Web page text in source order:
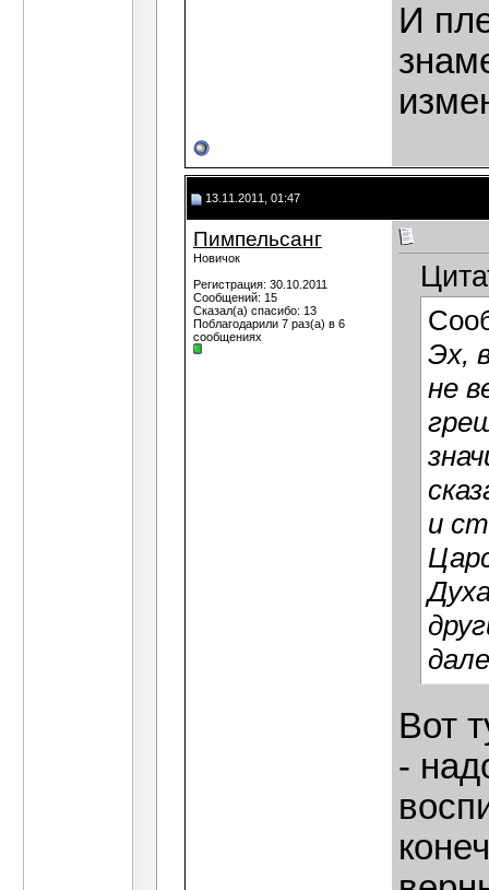
И
13.11.2011, 01:47
Пимпельсанг
Новичок
Регистрация: 30.10.2011
Сообщений: 15
Сказал(а) спасибо: 13
Поблагодарили 7 раз(а) в 6
сообщениях
Эх,
не
и
Вот
-